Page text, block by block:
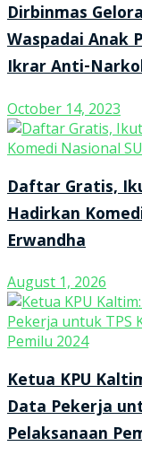
Dirbinmas
Waspadai Anak
Ikrar Anti-
October 14, 2023
Daftar Gratis,
Hadirkan
Erwandha
August 1, 2026
Ketua KPU
Data Pekerja
Pelaksanaan